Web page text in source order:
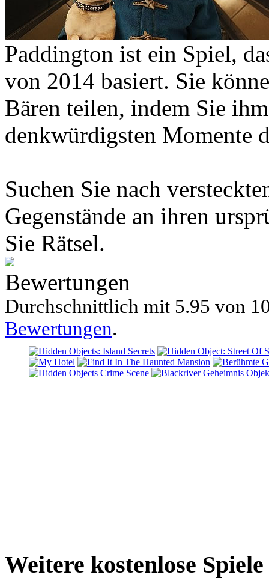
Paddington ist ein Spiel,
von 2014 basiert. Sie
Bären teilen, indem Sie
denkwürdigsten Momente
Suchen Sie nach
Gegenstände an ihren
Sie Rätsel.
Bewertungen
Durchschnittlich mit 5.95 von
Bewertungen.
Weitere kostenlose